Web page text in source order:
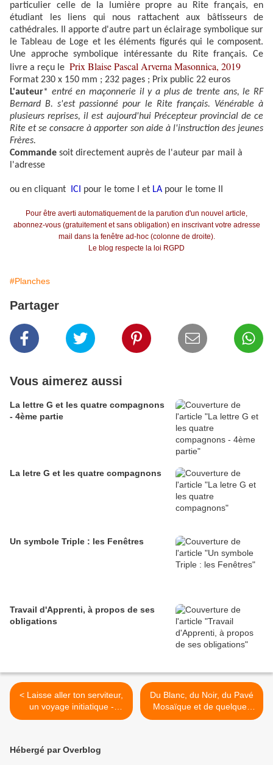
particulier celle de la lumière propre au Rite français, en
étudiant les liens qui nous rattachent aux bâtisseurs de
cathédrales. Il apporte d'autre part un éclairage symbolique sur
le Tableau de Loge et les éléments figurés qui le composent.
Une approche symbolique intéressante du Rite français. Ce
livre a reçu le Prix Blaise Pascal Arverna Masonnica, 2019
Format 230 x 150 mm ; 232 pages ; Prix public 22 euros
L'auteur* entré en maçonnerie il y a plus de trente ans, le RF
Bernard B. s'est passionné pour le Rite français. Vénérable à
plusieurs reprises, il est aujourd'hui Précepteur provincial de ce
Rite et se consacre à apporter son aide à l'instruction des jeunes
Frères.
Commande soit directement auprès de l'auteur par mail à
l'adresse
ou en cliquant ICI pour le tome I et LA pour le tome II
Pour être averti automatiquement de la parution d'un nouvel article,
abonnez-vous (gratuitement et sans obligation) en inscrivant votre adresse
mail dans la fenêtre ad-hoc (colonne de droite).
Le blog respecte la loi RGPD
#Planches
Partager
Vous aimerez aussi
La lettre G et les quatre compagnons
- 4ème partie
La letre G et les quatre compagnons
Un symbole Triple : les Fenêtres
Travail d'Apprenti, à propos de ses
obligations
< Laisse aller ton serviteur,
un voyage initiatique -
Troisième et dernière partie
Du Blanc, du Noir, du Pavé
Mosaïque et de quelques
symboles (suite et fin) >
Hébergé par Overblog